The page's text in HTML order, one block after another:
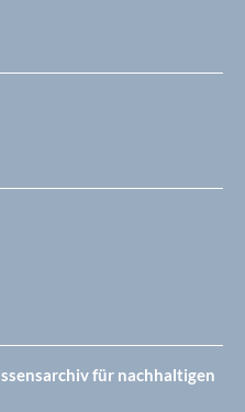
für nachhaltigen